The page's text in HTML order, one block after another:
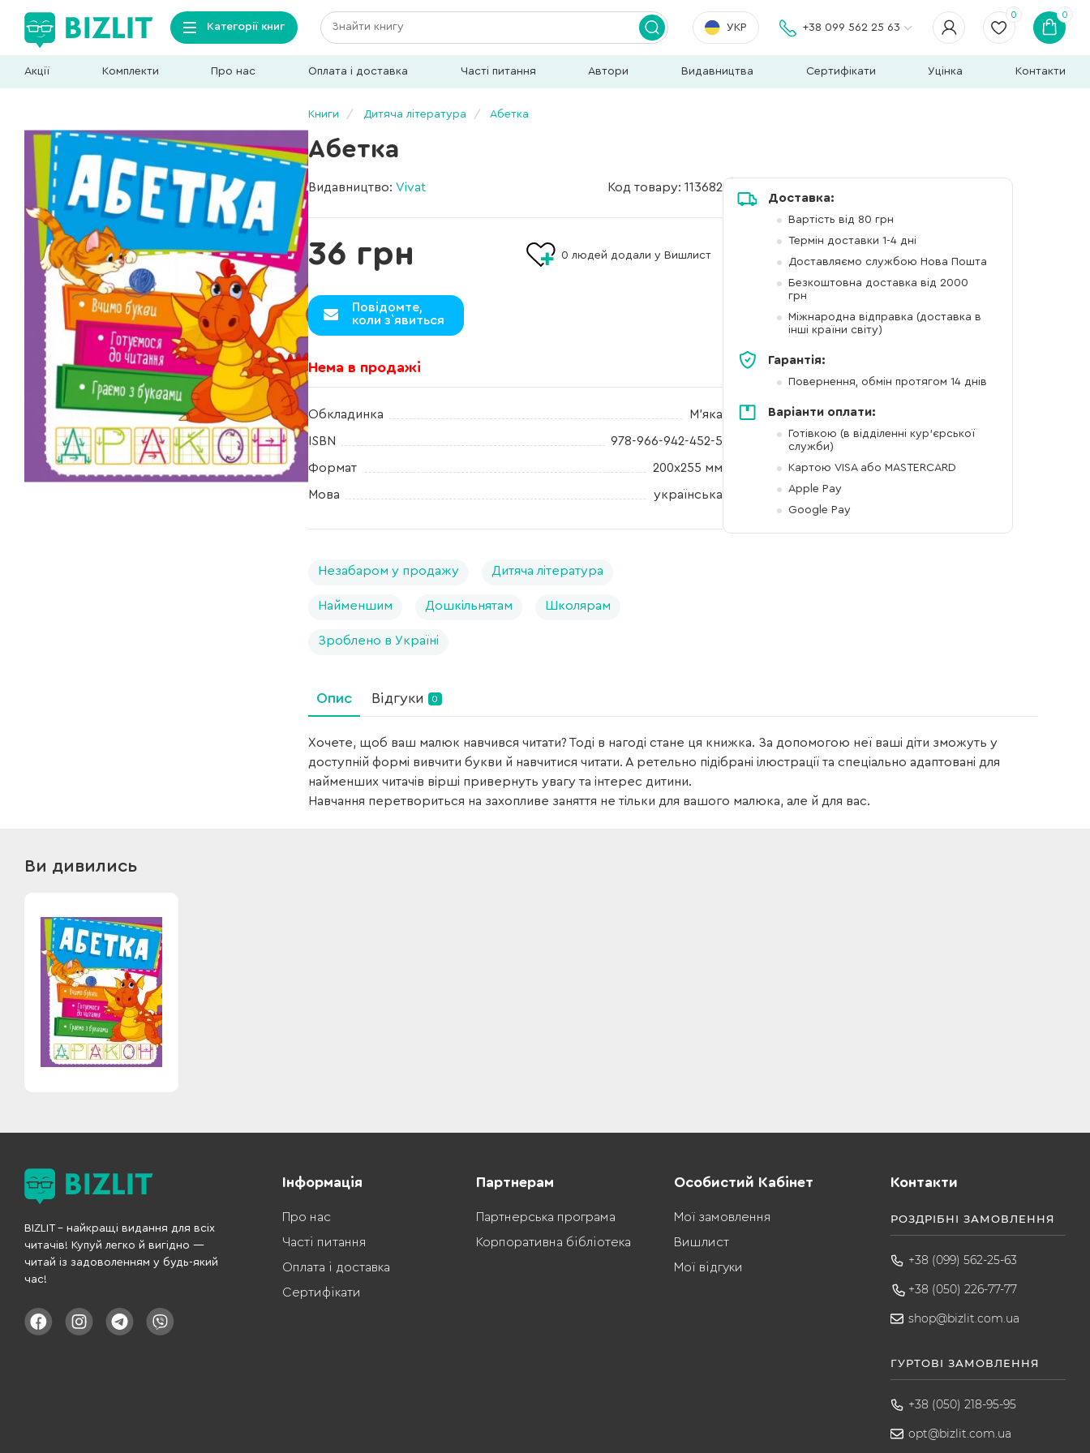
Категорії книг УКР +38 099 562 25 63
0 0
Акції Комплекти Про нас Оплата і доставка Часті питання Автори Видавництва Сертифікати Уцінка Контакти
Книги Дитяча література Абетка
Абетка
Видавництво: Vivat Код товару: 113682
36 грн
Повідомте,
коли з`явиться
0 людей додали у Вишлист
Нема в продажі
Обкладинка М'яка
ISBN 978-966-942-452-5
Формат 200х255 мм
Мова українська
Незабаром у продажу Дитяча література
Найменшим Дошкільнятам Школярам
Зроблено в Україні
Доставка:
Вартість від 80 грн
Термін доставки 1-4 дні
Доставляємо службою Нова Пошта
Безкоштовна доставка від 2000
грн
Міжнародна відправка (доставка в
інші країни світу)
Гарантія:
Повернення, обмін протягом 14 днів
Варіанти оплати:
Готівкою (в відділенні кур'єрської
служби)
Картою VISA або MASTERCARD
Apple Pay
Google Pay
Опис Відгуки 0
Хочете, щоб ваш малюк навчився читати? Тоді в нагоді стане ця книжка. За допомогою неї ваші діти зможуть у
доступній формі вивчити букви й навчитися читати. А ретельно підібрані ілюстрації та спеціально адаптовані для
найменших читачів вірші привернуть увагу та інтерес дитини.
Навчання перетвориться на захопливе заняття не тільки для вашого малюка, але й для вас.
Ви дивились
BIZLIT – найкращі видання для всіх
читачів! Купуй легко й вигідно —
читай із задоволенням у будь-який
час!
Інформація
Про нас
Часті питання
Оплата і доставка
Сертифікати
Партнерам
Партнерська програма
Корпоративна бібліотека
Особистий Кабінет
Мої замовлення
Вишлист
Мої відгуки
Контакти
РОЗДРІБНІ ЗАМОВЛЕННЯ
+38 (099) 562-25-63
+38 (050) 226-77-77
shop@bizlit.com.ua
ГУРТОВІ ЗАМОВЛЕННЯ
+38 (050) 218-95-95
opt@bizlit.com.ua